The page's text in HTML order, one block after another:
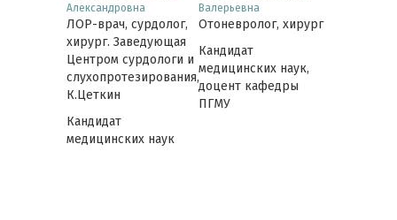
Александровна
ЛОР-врач, сурдолог,
хирург. Заведующая
Центром сурдологи и
слухопротезирования,
К.Цеткин
Кандидат
медицинских наук
Валерьевна
Отоневролог, хирург
Кандидат
медицинских наук,
доцент кафедры
ПГМУ